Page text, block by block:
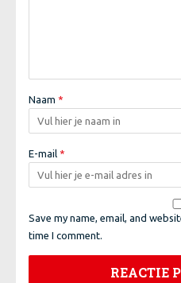
Naam *
E-mail *
Save my name, email, and
time I comment.